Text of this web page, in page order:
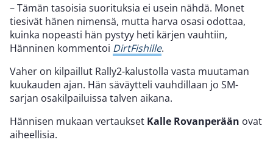
– Tämän tasoisia suorituksia ei usein nähdä. Monet
tiesivät hänen nimensä, mutta harva osasi odottaa,
kuinka nopeasti hän pystyy heti kärjen vauhtiin,
Hänninen kommentoi DirtFishille.
Vaher on kilpaillut Rally2-kalustolla vasta muutaman
kuukauden ajan. Hän säväytteli vauhdillaan jo SM-
sarjan osakilpailuissa talven aikana.
Hännisen mukaan vertaukset Kalle Rovanperään ovat
aiheellisia.